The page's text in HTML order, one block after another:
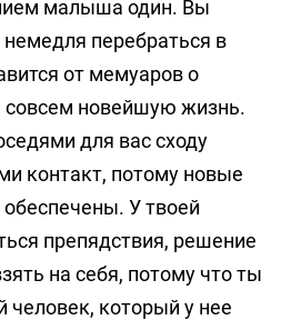
малыша один. Вы
перебраться в
от мемуаров о
совсем новейшую жизнь.
для вас сходу
контакт, потому новые
У твоей
препядствия, решение
на себя, потому что ты
человек, который у нее